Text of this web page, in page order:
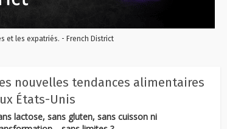
et les expatriés. - French District
nouvelles tendances alimentaires
États-Unis
lactose, sans gluten, sans cuisson ni